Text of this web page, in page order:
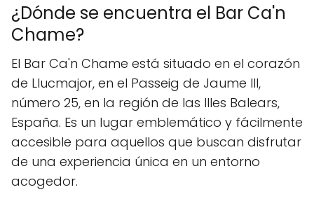
¿Dónde se encuentra el Bar Ca'n
Chame?
El Bar Ca'n Chame está situado en el corazón
de Llucmajor, en el Passeig de Jaume III,
número 25, en la región de las Illes Balears,
España. Es un lugar emblemático y fácilmente
accesible para aquellos que buscan disfrutar
de una experiencia única en un entorno
acogedor.